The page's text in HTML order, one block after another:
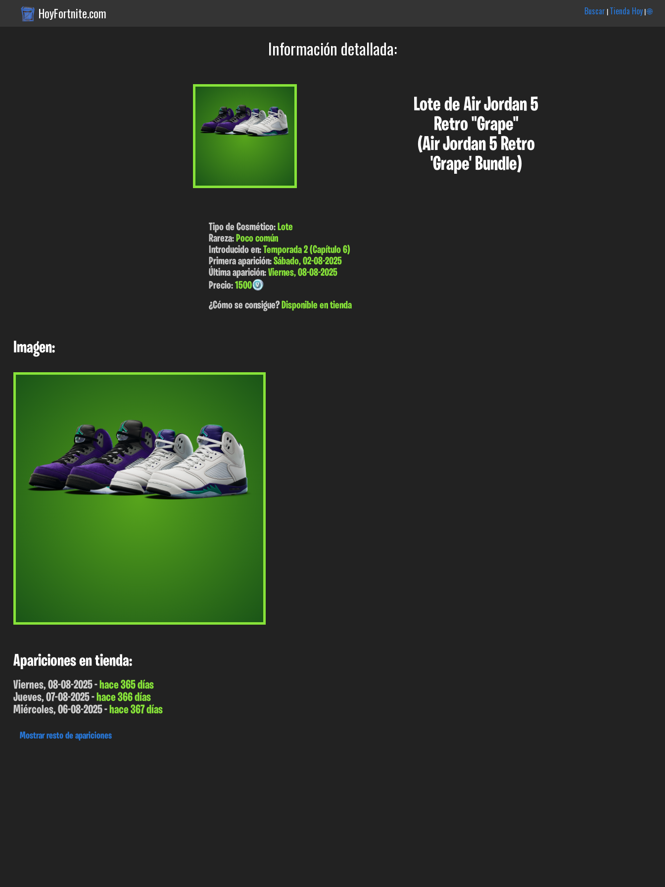
HoyFortnite.com Buscar |Tienda Hoy|🌐
Información detallada:
Lote de Air Jordan 5
Retro "Grape"
(Air Jordan 5 Retro
'Grape' Bundle)
Tipo de Cosmético:Lote
Rareza: Poco común
Introducido en:Temporada 2 (Capítulo 6)
Primera aparición:Sábado, 02-08-2025
Última aparición:Viernes, 08-08-2025
Precio:1500
¿Cómo se consigue?Disponible en tienda
Imagen:
Apariciones en tienda:
Viernes, 08-08-2025 -hace 365 días
Jueves, 07-08-2025 -hace 366 días
Miércoles, 06-08-2025 -hace 367 días
Mostrar resto de apariciones